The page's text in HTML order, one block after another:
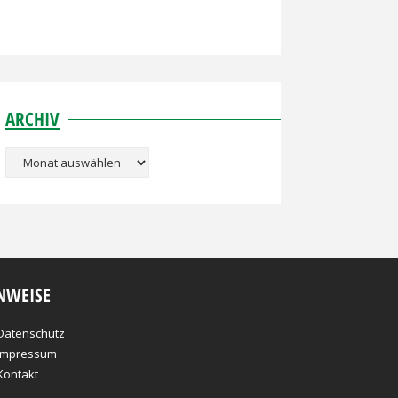
ARCHIV
Archiv